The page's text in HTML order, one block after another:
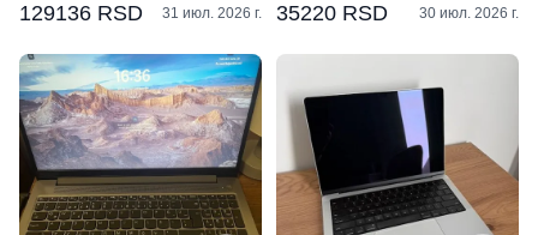
129136 RSD 31 июл. 2026 г. 35220 RSD 30 июл. 2026 г.